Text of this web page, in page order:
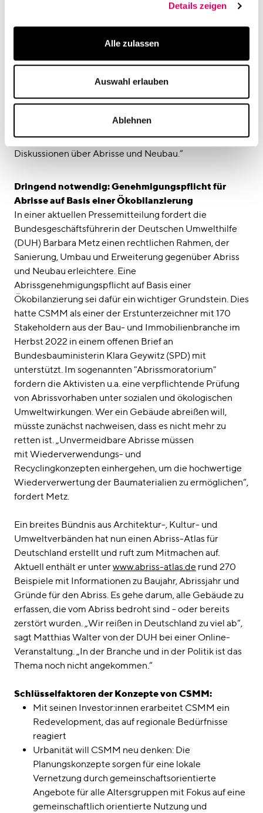
Details zeigen
Alle zulassen
Auswahl erlauben
Ablehnen
vermittelt Brehme. „Neben den gewerblichen Flächen
repräsentiert im Kustermannpark vor allem die
Kindertagesstätte ein authentisches Bild realer Bedarfe.
vielseitigere Mischnutzungen abbilden als nur Wohn-
und Arbeitsflächen. Auch Einrichtungen für Kinder und
Senioren gehören in Konzepten einer zeitgemässen
aus. „Dafür Bewusstsein zu schaffen, ist uns ein großes
Anliegen, noch immer erleben wir viel zu häufig
Diskussionen über Abrisse und Neubau.“
Dringend notwendig: Genehmigungspflicht für
Abrisse auf Basis einer Ökobilanzierung
In einer aktuellen Pressemitteilung fordert die
Bundesgeschäftsführerin der Deutschen Umwelthilfe
(DUH) Barbara Metz einen rechtlichen Rahmen, der
Sanierung, Umbau und Erweiterung gegenüber Abriss
und Neubau erleichtere. Eine
Abrissgenehmigungspflicht auf Basis einer
Ökobilanzierung sei dafür ein wichtiger Grundstein. Dies
hatte CSMM als einer der Erstunterzeichner mit 170
Stakeholdern aus der Bau- und Immobilienbranche im
Herbst 2022 in einem offenen Brief an
Bundesbauministerin Klara Geywitz (SPD) mit
unterstützt. Im sogenannten "Abrissmoratorium"
fordern die Aktivisten u.a. eine verpflichtende Prüfung
von Abrissvorhaben unter sozialen und ökologischen
Umweltwirkungen. Wer ein Gebäude abreißen will,
müsste zunächst nachweisen, dass es nicht mehr zu
retten ist. „Unvermeidbare Abrisse müssen
mit Wiederverwendungs- und
Recyclingkonzepten einhergehen, um die hochwertige
Wiederverwertung der Baumaterialien zu ermöglichen“,
fordert Metz.
Ein breites Bündnis aus Architektur-, Kultur- und
Umweltverbänden hat nun einen Abriss-Atlas für
Deutschland erstellt und ruft zum Mitmachen auf.
Aktuell enthält er unterwww.abriss-atlas.de rund 270
Beispiele mit Informationen zu Baujahr, Abrissjahr und
Gründe für den Abriss. Es gehe darum, alle Gebäude zu
erfassen, die vom Abriss bedroht sind - oder bereits
zerstört wurden. „Wir reißen in Deutschland zu viel ab“,
sagt Matthias Walter von der DUH bei einer Online-
Veranstaltung. „In der Branche und in der Politik ist das
Thema noch nicht angekommen.“
Schlüsselfaktoren der Konzepte von CSMM:
Mit seinen Investor:innen erarbeitet CSMM ein
Redevelopment, das auf regionale Bedürfnisse
reagiert
Urbanität will CSMM neu denken: Die
Planungskonzepte sorgen für eine lokale
Vernetzung durch gemeinschaftsorientierte
Angebote für alle Altersgruppen mit Fokus auf eine
gemeinschaftlich orientierte Nutzung und